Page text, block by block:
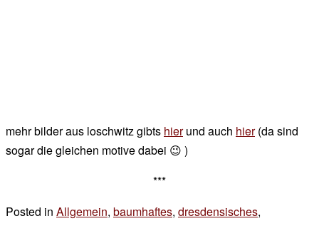
mehr bilder aus loschwitz gibts hierund auch hier(da sind
sogar die gleichen motive dabei 😉 )
***
Posted in Allgemein, baumhaftes, dresdensisches,